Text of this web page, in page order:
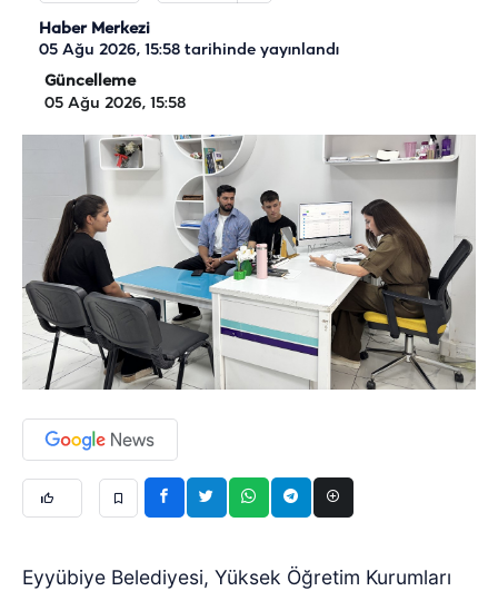
Haber Merkezi
05 Ağu 2026, 15:58 tarihinde yayınlandı
Güncelleme
05 Ağu 2026, 15:58
Eyyübiye Belediyesi, Yüksek Öğretim Kurumları